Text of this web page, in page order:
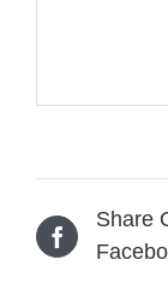
Share